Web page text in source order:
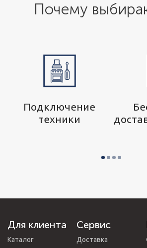
Почему
Подключение
техники
Для клиента
Каталог
Сервис
Доставка